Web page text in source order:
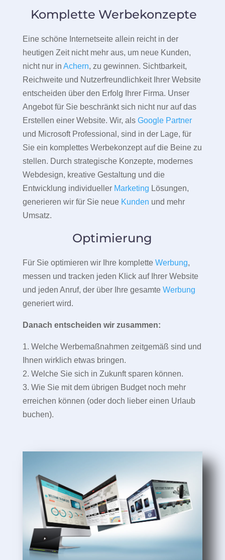
Komplette Werbekonzepte
Eine schöne Internetseite allein reicht in der
heutigen Zeit nicht mehr aus, um neue Kunden,
nicht nur in Achern, zu gewinnen. Sichtbarkeit,
Reichweite und Nutzerfreundlichkeit Ihrer Website
entscheiden über den Erfolg Ihrer Firma. Unser
Angebot für Sie beschränkt sich nicht nur auf das
Erstellen einer Website. Wir, als Google Partner
und Microsoft Professional, sind in der Lage, für
Sie ein komplettes Werbekonzept auf die Beine zu
stellen. Durch strategische Konzepte, modernes
Webdesign, kreative Gestaltung und die
Entwicklung individueller Marketing Lösungen,
generieren wir für Sie neue Kunden und mehr
Umsatz.
Optimierung
Für Sie optimieren wir Ihre komplette Werbung,
messen und tracken jeden Klick auf Ihrer Website
und jeden Anruf, der über Ihre gesamte Werbung
generiert wird.
Danach entscheiden wir zusammen:
1. Welche Werbemaßnahmen zeitgemäß sind und
Ihnen wirklich etwas bringen.
2. Welche Sie sich in Zukunft sparen können.
3. Wie Sie mit dem übrigen Budget noch mehr
erreichen können (oder doch lieber einen Urlaub
buchen).